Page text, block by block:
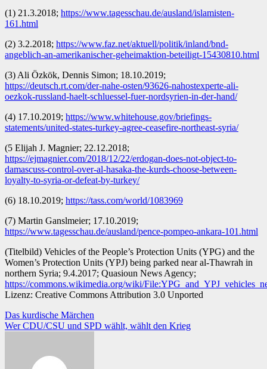
(1) 21.3.2018; https://www.tagesschau.de/ausland/islamisten-
161.html
(2) 3.2.2018; https://www.faz.net/aktuell/politik/inland/bnd-
angeblich-an-amerikanischer-geheimaktion-beteiligt-15430810.html
(3) Ali Özkök, Dennis Simon; 18.10.2019;
https://deutsch.rt.com/der-nahe-osten/93626-nahostexperte-ali-
oezkok-russland-haelt-schluessel-fuer-nordsyrien-in-der-hand/
(4) 17.10.2019; https://www.whitehouse.gov/briefings-
statements/united-states-turkey-agree-ceasefire-northeast-syria/
(5 Elijah J. Magnier; 22.12.2018;
https://ejmagnier.com/2018/12/22/erdogan-does-not-object-to-
damascuss-control-over-al-hasaka-the-kurds-choose-between-
loyalty-to-syria-or-defeat-by-turkey/
(6) 18.10.2019; https://tass.com/world/1083969
(7) Martin Ganslmeier; 17.10.2019;
https://www.tagesschau.de/ausland/pence-pompeo-ankara-101.html
(Titelbild) Vehicles of the People’s Protection Units (YPG) and the
Women’s Protection Units (YPJ) being parked near al-Thawrah in
northern Syria; 9.4.2017; Quasioun News Agency;
https://commons.wikimedia.org/wiki/
Lizenz: Creative Commons Attribution 3.0 Unported
Beitragsnavigation
Das kurdische Märchen
Wer CDU/CSU und SPD wählt, wählt den Krieg